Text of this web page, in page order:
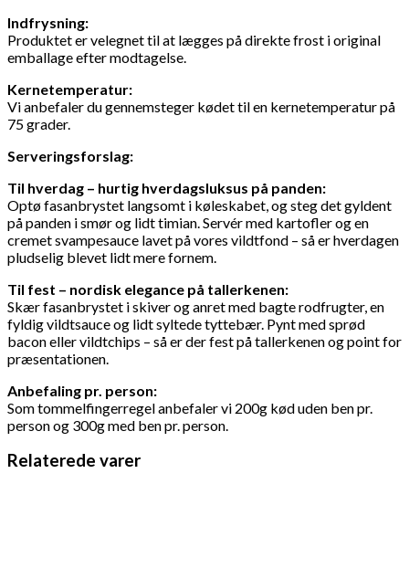
Indfrysning:
Produktet er velegnet til at lægges på direkte frost i original
emballage efter modtagelse.
Kernetemperatur:
Vi anbefaler du gennemsteger kødet til en kernetemperatur på
75 grader.
Serveringsforslag:
Til hverdag – hurtig hverdagsluksus på panden:
Optø fasanbrystet langsomt i køleskabet, og steg det gyldent
på panden i smør og lidt timian. Servér med kartofler og en
cremet svampesauce lavet på vores vildtfond – så er hverdagen
pludselig blevet lidt mere fornem.
Til fest – nordisk elegance på tallerkenen:
Skær fasanbrystet i skiver og anret med bagte rodfrugter, en
fyldig vildtsauce og lidt syltede tyttebær. Pynt med sprød
bacon eller vildtchips – så er der fest på tallerkenen og point for
præsentationen.
Anbefaling pr. person:
Som tommelfingerregel anbefaler vi 200g kød uden ben pr.
person og 300g med ben pr. person.
Relaterede varer